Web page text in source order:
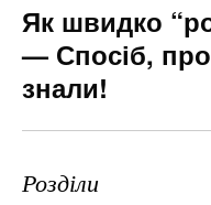
Як швидко
— Спосіб,
знали!
Розділи